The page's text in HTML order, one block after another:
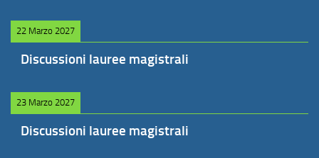
22 Marzo 2027
Discussioni lauree magistrali
23 Marzo 2027
Discussioni lauree magistrali